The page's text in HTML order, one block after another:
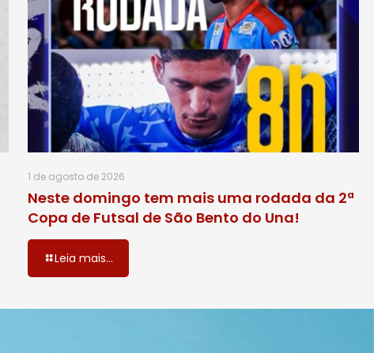
1 de agosto de 2026
Neste domingo tem mais uma rodada da 2ª
Copa de Futsal de São Bento do Una!
Leia mais...